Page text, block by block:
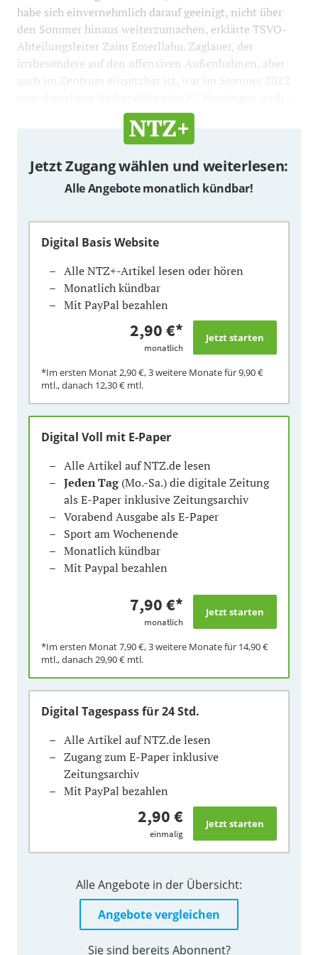
habe sich einvernehmlich darauf geeinigt, nicht über
den Sommer hinaus weiterzumachen, erklärte TSVO-
Abteilungsleiter Zaim Emerllahu. Zaglauer, der
insbesondere auf den offensiven Außenbahnen, aber
auch im Zentrum einsetzbar ist, war im Sommer 2022
Jetzt Zugang wählen und weiterlesen:
Alle Angebote monatlich kündbar!
Digital Basis Website
Alle NTZ+-Artikel lesen oder hören
Monatlich kündbar
Mit PayPal bezahlen
2,90 €*
monatlich
*Im ersten Monat2,90 €, 3 weitere Monate für9,90 €
mtl., danach 12,30 € mtl.
Digital Voll mit E-Paper
Alle Artikel auf NTZ.de lesen
Jeden Tag(Mo.-Sa.) die digitale Zeitung
als E-Paper inklusive Zeitungsarchiv
Vorabend Ausgabe als E-Paper
Sport am Wochenende
Monatlich kündbar
Mit Paypal bezahlen
7,90 €*
monatlich
*Im ersten Monat7,90 €, 3 weitere Monate für 14,90 €
mtl., danach 29,90 € mtl.
Digital Tagespassfür 24 Std.
Alle Artikel auf NTZ.de lesen
Zugang zum E-Paper inklusive
Zeitungsarchiv
Mit PayPal bezahlen
2,90 €
einmalig
Alle Angebote in der Übersicht:
Angebote vergleichen
Sie sind bereits Abonnent?